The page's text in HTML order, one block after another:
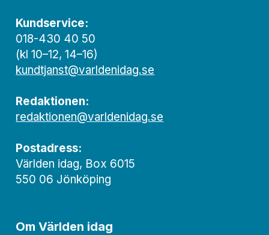
Kundservice:
018-430 40 50
(kl 10–12, 14–16)
kundtjanst@varldenidag.se
Redaktionen:
redaktionen@varldenidag.se
Postadress:
Världen idag, Box 6015
550 06 Jönköping
Om Världen idag